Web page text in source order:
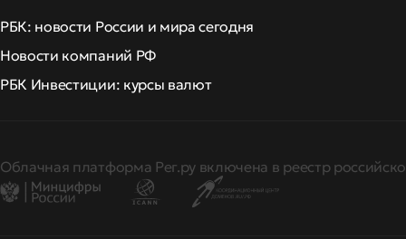
РБК: новости России и мира сегодня
Новости компаний РФ
РБК Инвестиции: курсы валют
Облачная платформа Рег.ру включена в реестр